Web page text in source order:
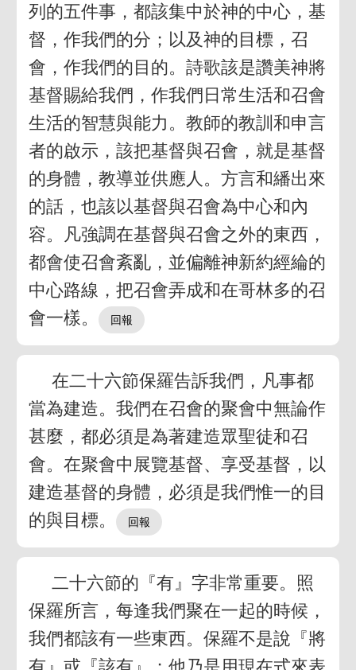
列的五件事，都該集中於神的中心，基
督，作我們的分；以及神的目標，召
會，作我們的目的。詩歌該是讚美神將
基督賜給我們，作我們日常生活和召會
生活的智慧與能力。教師的教訓和申言
者的啟示，該把基督與召會，就是基督
的身體，教導並供應人。方言和繙出來
的話，也該以基督與召會為中心和內
容。凡強調在基督與召會之外的東西，
都會使召會紊亂，並偏離神新約經綸的
中心路線，把召會弄成和在哥林多的召
會一樣。
在二十六節保羅告訴我們，凡事都
當為建造。我們在召會的聚會中無論作
甚麼，都必須是為著建造眾聖徒和召
會。在聚會中展覽基督、享受基督，以
建造基督的身體，必須是我們惟一的目
的與目標。
二十六節的『有』字非常重要。照
保羅所言，每逢我們聚在一起的時候，
我們都該有一些東西。保羅不是說『將